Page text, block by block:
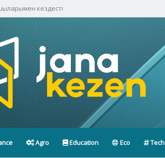
кездесті
Agro Education Eco Tech